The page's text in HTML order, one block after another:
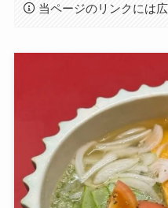
当ページのリンクには